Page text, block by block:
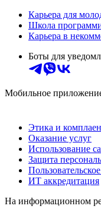
Карьера для
Школа
Карьера в
Боты для
Мобильное
Этика и
Оказание услуг
Использование
Защита
ИТ аккредитация
На информационном